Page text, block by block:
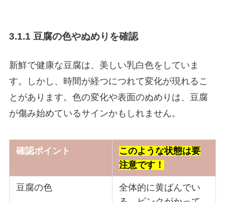
3.1.1 豆腐の色やぬめりを確認
新鮮で健康な豆腐は、美しい乳白色をしていま
す。しかし、時間が経つにつれて変化が現れるこ
とがあります。色の変化や表面のぬめりは、豆腐
が傷み始めているサインかもしれません。
確認ポイント
このような状態は要
注意です！
豆腐の色
全体的に黄ばんでい